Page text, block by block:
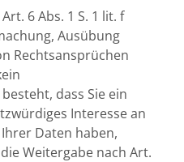
6 Abs. 1 S. 1 lit. f
Ausübung
Rechtsansprüchen
dass Sie ein
Interesse an
Daten haben,
Weitergabe nach Art.